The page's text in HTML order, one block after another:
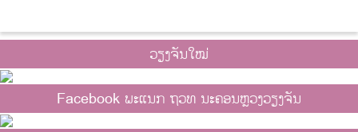
ວຽງຈັນໃໝ່
Facebook ພະແນກ ຖວທ ນະຄອນຫຼວງວຽງຈັນ